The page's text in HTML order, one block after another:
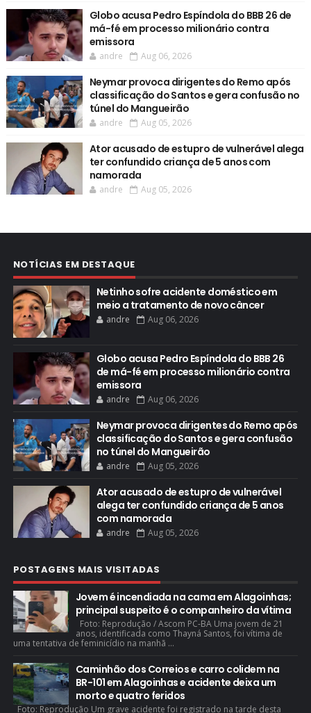
Globo acusa Pedro Espíndola do BBB 26 de
má-fé em processo milionário contra
emissora
andre Aug 06, 2026
Neymar provoca dirigentes do Remo após
classificação do Santos e gera confusão no
túnel do Mangueirão
andre Aug 05, 2026
Ator acusado de estupro de vulnerável alega
ter confundido criança de 5 anos com
namorada
andre Aug 05, 2026
NOTÍCIAS EM DESTAQUE
Netinho sofre acidente doméstico em
meio a tratamento de novo câncer
andre Aug 06, 2026
Globo acusa Pedro Espíndola do BBB 26
de má-fé em processo milionário contra
emissora
andre Aug 06, 2026
Neymar provoca dirigentes do Remo após
classificação do Santos e gera confusão
no túnel do Mangueirão
andre Aug 05, 2026
Ator acusado de estupro de vulnerável
alega ter confundido criança de 5 anos
com namorada
andre Aug 05, 2026
POSTAGENS MAIS VISITADAS
Jovem é incendiada na cama em Alagoinhas;
principal suspeito é o companheiro da vítima
Foto: Reprodução / Ascom PC-BA Uma jovem de 21
anos, identificada como Thayná Santos, foi vítima de
uma tentativa de feminicídio na manhã ...
Caminhão dos Correios e carro colidem na
BR-101 em Alagoinhas e acidente deixa um
morto e quatro feridos
Foto: Reprodução Um grave acidente foi registrado na tarde desta